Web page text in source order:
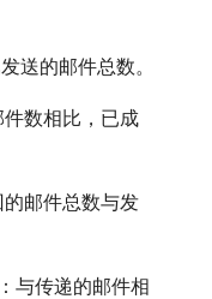
发送的邮件总数。
件数相比，已成
的邮件总数与发
：与传递的邮件相